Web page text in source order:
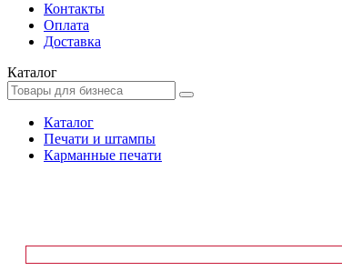
Контакты
Оплата
Доставка
Каталог
Каталог
Печати и штампы
Карманные печати